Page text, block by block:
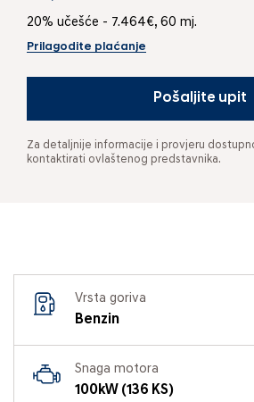
20% učešće - 7.464€, 60 mj.
Prilagodite plaćanje
Pošaljite upit
Za detaljnije informacije i provjeru
kontaktirati ovlaštenog predstavnika.
Vrsta goriva
Benzin
Snaga motora
100kW (136 KS)